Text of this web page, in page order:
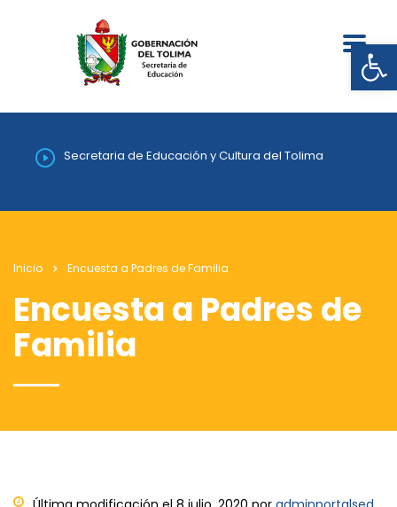
Secretaria de Educación y Cultura del Tolima
Inicio Encuesta a Padres de Familia
Encuesta a Padres de
Familia